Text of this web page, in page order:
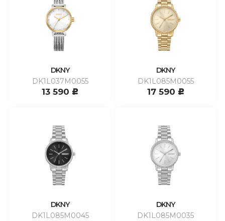
DKNY
DK1L037M0055
13 590 c
DKNY
DK1L085M0055
17 590 c
DKNY
DK1L085M0045
DKNY
DK1L085M0035